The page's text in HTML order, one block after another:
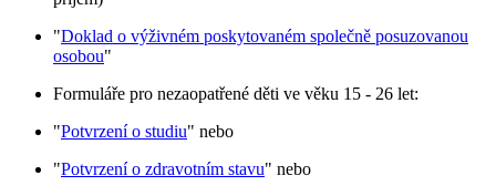
"Doklad o výživném poskytovaném společně posuzovanou
osobou"
Formuláře pro nezaopatřené děti ve věku 15 - 26 let:
"Potvrzení o studiu" nebo
"Potvrzení o zdravotním stavu" nebo